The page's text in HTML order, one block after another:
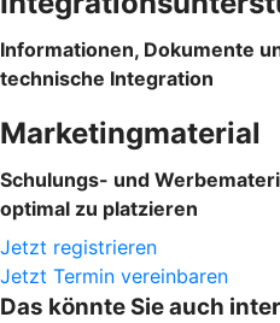
Informationen, Dokumente
technische Integration
Marketingmaterial
Schulungs- und
optimal zu platzieren
Jetzt registrieren
Jetzt Termin vereinbaren
Das könnte Sie auch